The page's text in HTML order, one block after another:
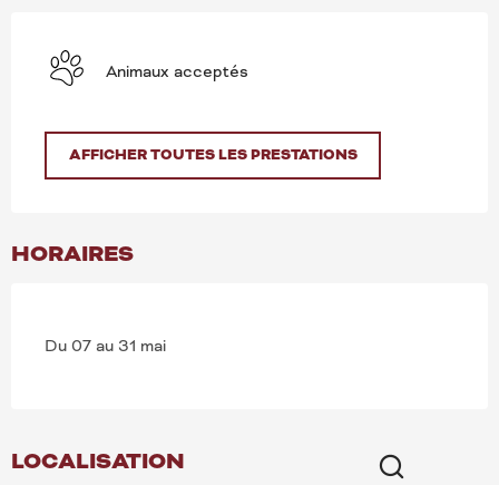
Animaux acceptés
AFFICHER TOUTES LES PRESTATIONS
HORAIRES
Du 07 au 31 mai
LOCALISATION